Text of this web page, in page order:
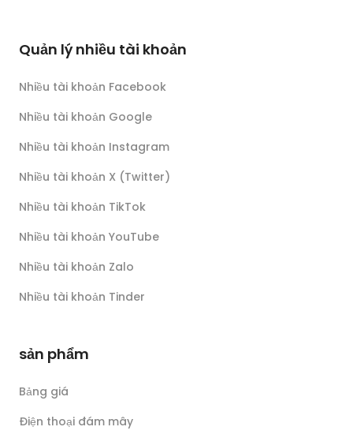
Quản lý nhiều tài khoản
Nhiều tài khoản Facebook
Nhiều tài khoản Google
Nhiều tài khoản Instagram
Nhiều tài khoản X (Twitter)
Nhiều tài khoản TikTok
Nhiều tài khoản YouTube
Nhiều tài khoản Zalo
Nhiều tài khoản Tinder
sản phẩm
Bảng giá
Điện thoại đám mây